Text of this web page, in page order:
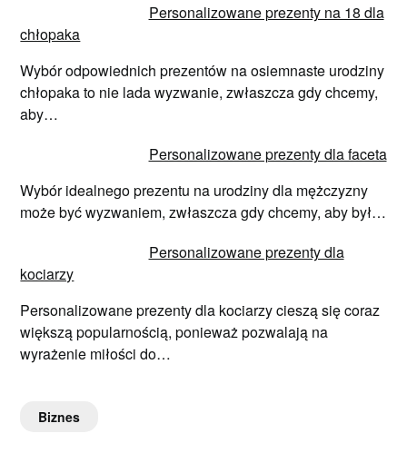
Personalizowane prezenty na 18 dla
chłopaka
Wybór odpowiednich prezentów na osiemnaste urodziny
chłopaka to nie lada wyzwanie, zwłaszcza gdy chcemy,
aby…
Personalizowane prezenty dla faceta
Wybór idealnego prezentu na urodziny dla mężczyzny
może być wyzwaniem, zwłaszcza gdy chcemy, aby był…
Personalizowane prezenty dla
kociarzy
Personalizowane prezenty dla kociarzy cieszą się coraz
większą popularnością, ponieważ pozwalają na
wyrażenie miłości do…
Biznes